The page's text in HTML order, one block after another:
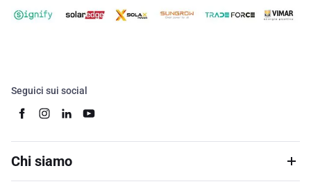
Seguici sui social
Chi siamo